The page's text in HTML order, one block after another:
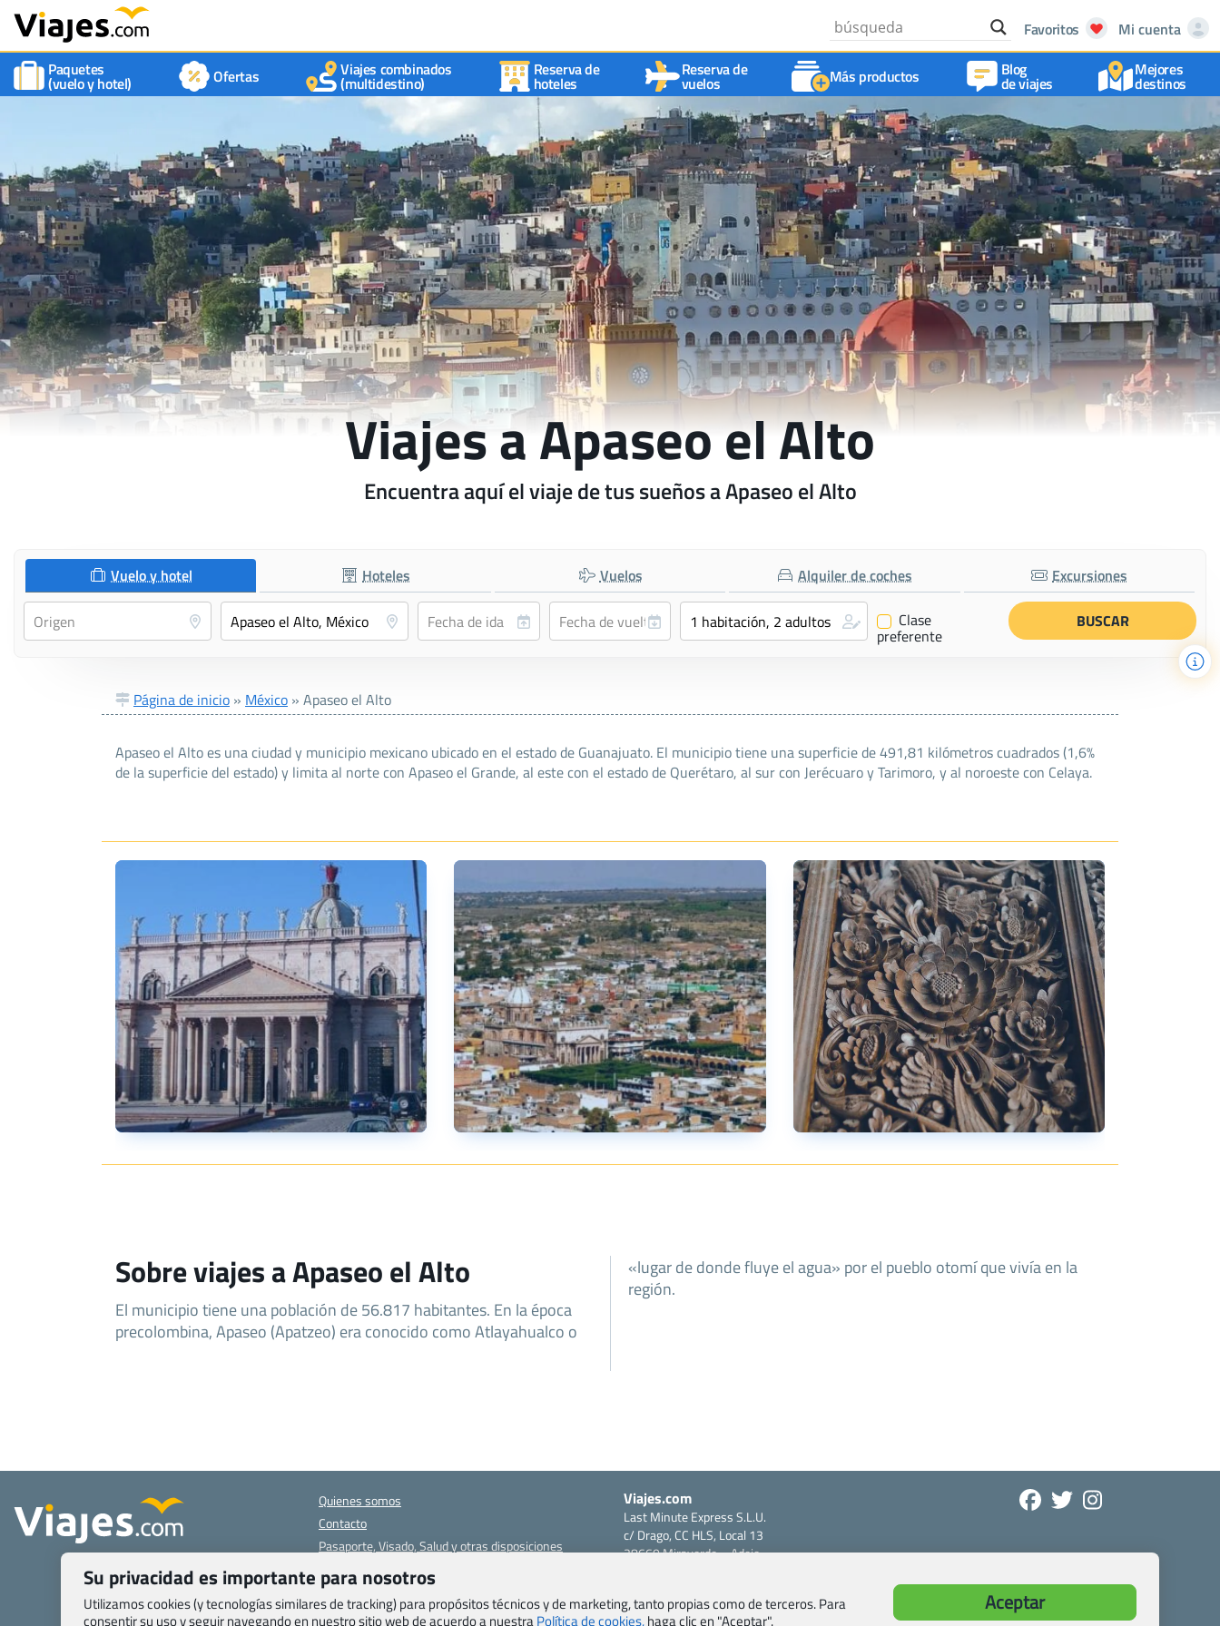
Favoritos
Mi cuenta
Paquetes
(vuelo y hotel) Ofertas Viajes combinados
(multidestino)
Reserva de
hoteles
Reserva de
vuelos Más productos Blog
de viajes
Mejores
destinos
Viajes a Apaseo el Alto
Encuentra aquí el viaje de tus sueños a Apaseo el Alto
Vuelo y hotel Hoteles Vuelos Alquiler de coches Excursiones
✔ Clase
preferente
Página de inicio » México » Apaseo el Alto
Apaseo el Alto es una ciudad y municipio mexicano ubicado en el estado de Guanajuato. El municipio tiene una superficie de 491,81 kilómetros cuadrados (1,6%
de la superficie del estado) y limita al norte con Apaseo el Grande, al este con el estado de Querétaro, al sur con Jerécuaro y Tarimoro, y al noroeste con Celaya.
Sobre viajes a Apaseo el Alto
El municipio tiene una población de 56.817 habitantes. En la época
precolombina, Apaseo (Apatzeo) era conocido como Atlayahualco o
«lugar de donde fluye el agua» por el pueblo otomí que vivía en la
región.
Quienes somos
Contacto
Pasaporte, Visado, Salud y otras disposiciones
Blog de Viajes.com
Registro de agencias
Viajes.com
Last Minute Express S.L.U.
c/ Drago, CC HLS, Local 13
38660 Miraverde – Adeje
Tfno: +34 922-97-17-27
Su privacidad es importante para nosotros
Utilizamos cookies (y tecnologías similares de tracking) para propósitos técnicos y de marketing, tanto propias como de terceros. Para
consentir su uso y seguir navegando en nuestro sitio web de acuerdo a nuestraPolítica de cookies,haga clic en "Aceptar".
Aceptar